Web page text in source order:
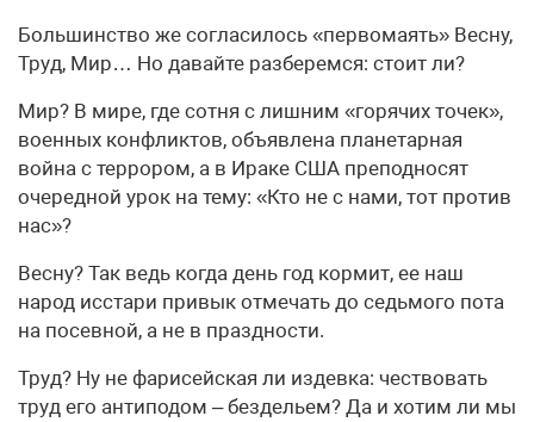
Большинство же согласилось «первомаять» Весну,
Труд, Мир… Но давайте разберемся: стоит ли?
Мир? В мире, где сотня с лишним «горячих точек»,
военных конфликтов, объявлена планетарная
война с террором, а в Ираке США преподносят
очередной урок на тему: «Кто не с нами, тот против
нас»?
Весну? Так ведь когда день год кормит, ее наш
народ исстари привык отмечать до седьмого пота
на посевной, а не в праздности.
Труд? Ну не фарисейская ли издевка: чествовать
труд его антиподом – бездельем? Да и хотим ли мы